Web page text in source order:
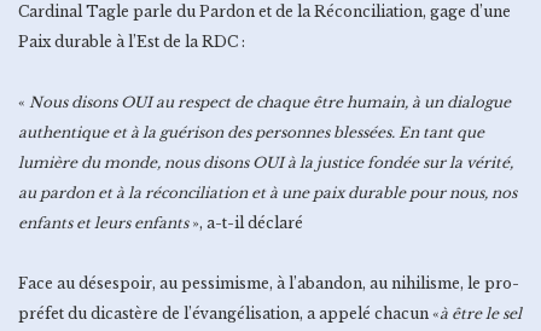
Cardinal Tagle parle du Pardon et de la Réconciliation, gage d’une
Paix durable à l’Est de la RDC :
« Nous disons OUI au respect de chaque être humain, à un dialogue
authentique et à la guérison des personnes blessées. En tant que
lumière du monde, nous disons OUI à la justice fondée sur la vérité,
au pardon et à la réconciliation et à une paix durable pour nous, nos
enfants et leurs enfants », a-t-il déclaré
Face au désespoir, au pessimisme, à l’abandon, au nihilisme, le pro-
préfet du dicastère de l’évangélisation, a appelé chacun «à être le sel